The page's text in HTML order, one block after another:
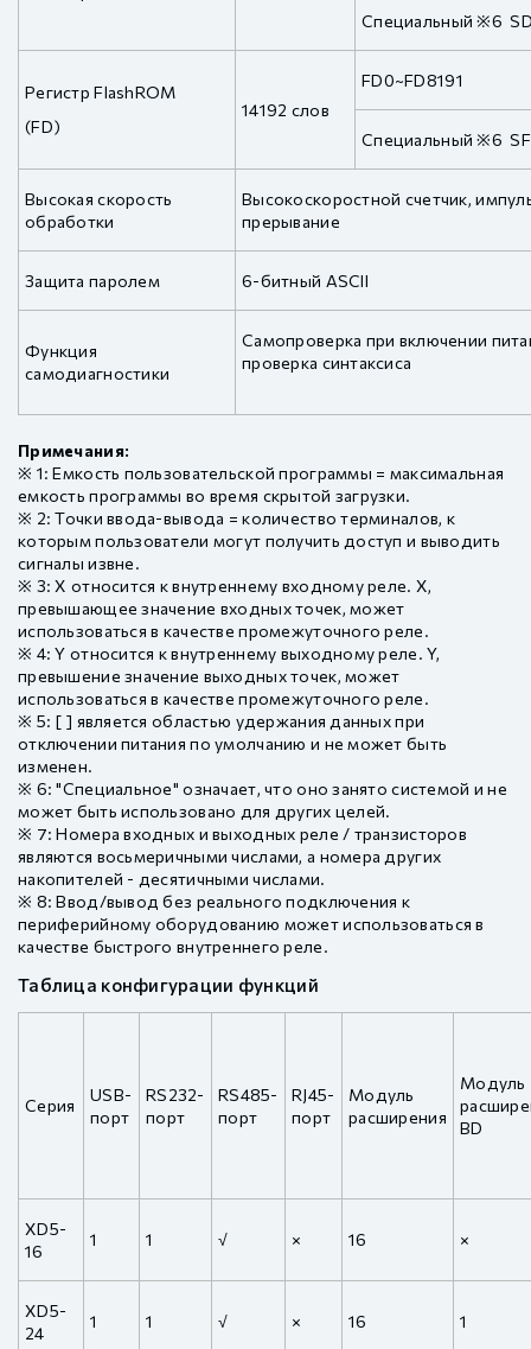
Специальный ※6
Регистр FlashROM
(FD)
14192 слов
FD0~FD8191
Специальный ※6
Высокая скорость
обработки
Высокоскоростной счетчик,
прерывание
Защита паролем 6-битный ASCII
Функция
самодиагностики
Самопроверка при включении
проверка синтаксиса
Примечания:
※ 1: Емкость пользовательской программы = максимальная
емкость программы во время скрытой загрузки.
※ 2: Точки ввода-вывода = количество терминалов, к
которым пользователи могут получить доступ и выводить
сигналы извне.
※ 3: X относится к внутреннему входному реле. X,
превышающее значение входных точек, может
использоваться в качестве промежуточного реле.
※ 4: Y относится к внутреннему выходному реле. Y,
превышение значение выходных точек, может
использоваться в качестве промежуточного реле.
※ 5: [ ] является областью удержания данных при
отключении питания по умолчанию и не может быть
изменен.
※ 6: "Специальное" означает, что оно занято системой и не
может быть использовано для других целей.
※ 7: Номера входных и выходных реле / транзисторов
являются восьмеричными числами, а номера других
накопителей - десятичными числами.
※ 8: Ввод/вывод без реального подключения к
периферийному оборудованию может использоваться в
качестве быстрого внутреннего реле.
Таблица конфигурации функций
Серия
USB-
порт
RS232-
порт
RS485-
порт
RJ45-
порт
Модуль
расширения
Модуль
BD
XD5-
16
1 1 √ × 16 ×
XD5-
24
1 1 √ × 16 1